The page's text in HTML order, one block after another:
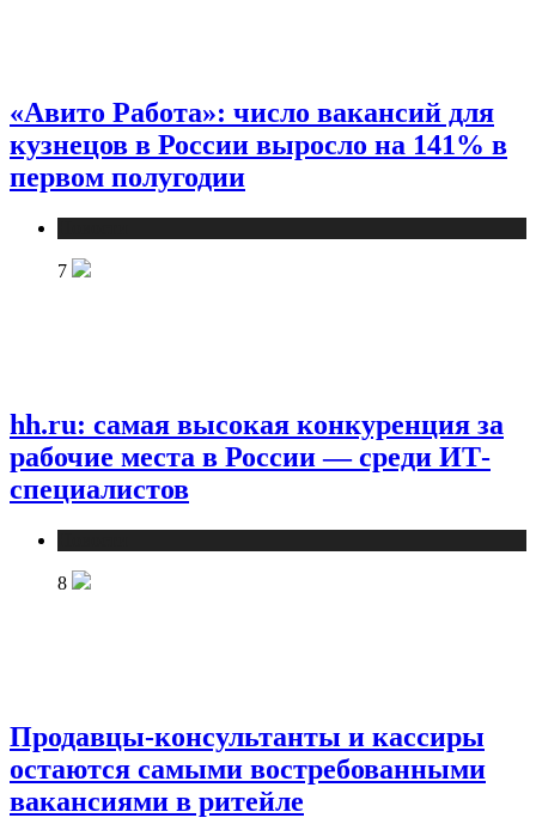
«Авито Работа»: число вакансий для
кузнецов в России выросло на 141% в
первом полугодии
7
hh.ru: самая высокая конкуренция за
рабочие места в России — среди ИТ-
специалистов
8
Продавцы-консультанты и кассиры
остаются самыми востребованными
вакансиями в ритейле